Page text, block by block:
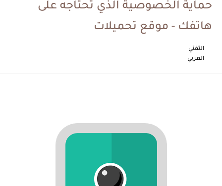
حماية الخصوصية الذي تحتاجه على
هاتفك - موقع تحميلات
التقني
العربي